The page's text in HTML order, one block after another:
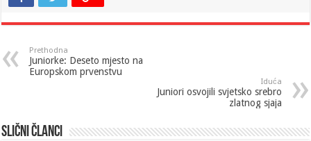
Prethodna
Juniorke: Deseto mjesto na
Europskom prvenstvu
Iduća
Juniori osvojili svjetsko srebro
zlatnog sjaja
Slični članci